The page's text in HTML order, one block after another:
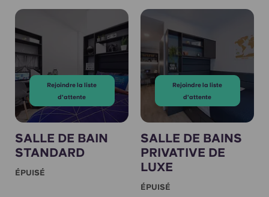
Rejoindre la liste
d'attente
SALLE DE BAIN
STANDARD
ÉPUISÉ
Rejoindre la liste
d'attente
SALLE DE BAINS
PRIVATIVE DE
LUXE
ÉPUISÉ